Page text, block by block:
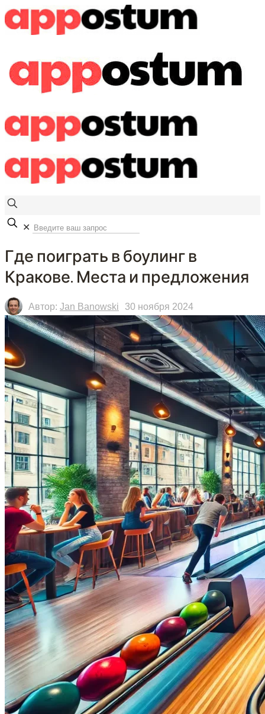
✕
Где поиграть в боулинг в
Кракове. Места и предложения
Автор: Jan Banowski 30 ноября 2024